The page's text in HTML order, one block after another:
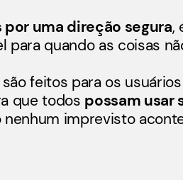
uma direção segura,
quando as coisas
feitos para os
que todos possam usar
nenhum imprevisto